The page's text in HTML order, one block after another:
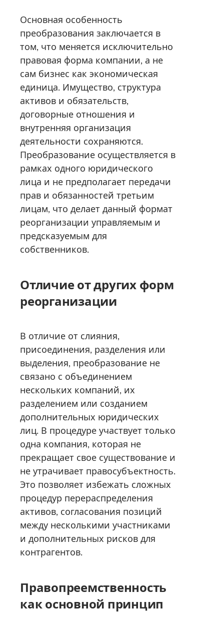
Основная особенность
преобразования заключается в
том, что меняется исключительно
правовая форма компании, а не
сам бизнес как экономическая
единица. Имущество, структура
активов и обязательств,
договорные отношения и
внутренняя организация
деятельности сохраняются.
Преобразование осуществляется в
рамках одного юридического
лица и не предполагает передачи
прав и обязанностей третьим
лицам, что делает данный формат
реорганизации управляемым и
предсказуемым для
собственников.
Отличие от других форм
реорганизации
В отличие от слияния,
присоединения, разделения или
выделения, преобразование не
связано с объединением
нескольких компаний, их
разделением или созданием
дополнительных юридических
лиц. В процедуре участвует только
одна компания, которая не
прекращает свое существование и
не утрачивает правосубъектность.
Это позволяет избежать сложных
процедур перераспределения
активов, согласования позиций
между несколькими участниками
и дополнительных рисков для
контрагентов.
Правопреемственность
как основной принцип